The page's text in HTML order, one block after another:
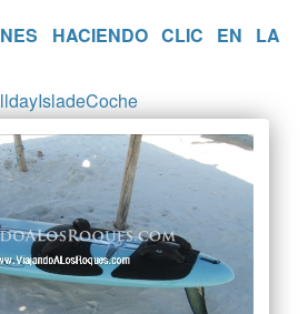
HACIENDO CLIC EN LA